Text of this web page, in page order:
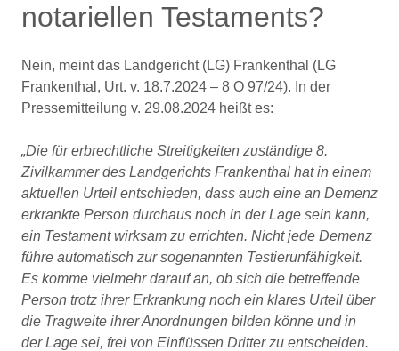
notariellen Testaments?
Nein, meint das Landgericht (LG) Frankenthal (LG
Frankenthal, Urt. v. 18.7.2024 – 8 O 97/24). In der
Pressemitteilung v. 29.08.2024 heißt es:
„Die für erbrechtliche Streitigkeiten zuständige 8.
Zivilkammer des Landgerichts Frankenthal hat in einem
aktuellen Urteil entschieden, dass auch eine an Demenz
erkrankte Person durchaus noch in der Lage sein kann,
ein Testament wirksam zu errichten. Nicht jede Demenz
führe automatisch zur sogenannten Testierunfähigkeit.
Es komme vielmehr darauf an, ob sich die betreffende
Person trotz ihrer Erkrankung noch ein klares Urteil über
die Tragweite ihrer Anordnungen bilden könne und in
der Lage sei, frei von Einflüssen Dritter zu entscheiden.